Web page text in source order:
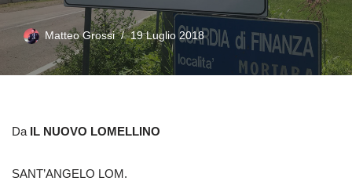
Matteo Grossi 19 Luglio 2018
Da IL NUOVO LOMELLINO
SANT’ANGELO LOM.